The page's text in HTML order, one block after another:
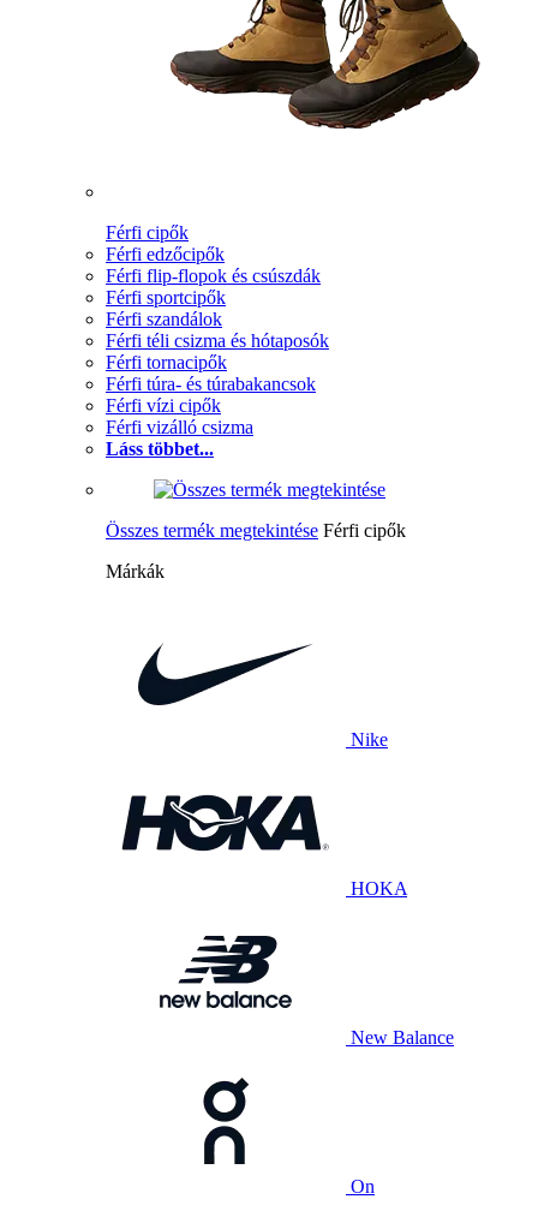
Férfi cipők
Férfi edzőcipők
Férfi flip-flopok és csúszdák
Férfi sportcipők
Férfi szandálok
Férfi téli csizma és hótaposók
Férfi tornacipők
Férfi túra- és túrabakancsok
Férfi vízi cipők
Férfi vizálló csizma
Láss többet...
Összes termék megtekintése Férfi cipők
Márkák
Nike
HOKA
New Balance
On